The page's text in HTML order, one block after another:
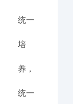
统一
培
养，
统一